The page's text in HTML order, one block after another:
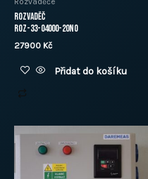
Rozvaděč
ROZ-33-04000-20N0
27900 Kč
Přidat do košíku